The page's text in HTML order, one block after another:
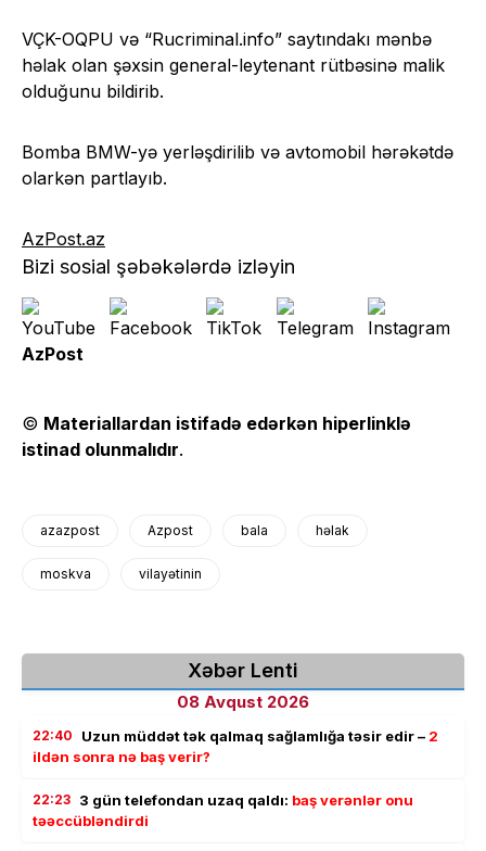
VÇK-OQPU və “Rucriminal.info” saytındakı mənbə
həlak olan şəxsin general-leytenant rütbəsinə malik
olduğunu bildirib.
Bomba BMW-yə yerləşdirilib və avtomobil hərəkətdə
olarkən partlayıb.
AzPost.az
Bizi sosial şəbəkələrdə izləyin
AzPost
© Materiallardan istifadə edərkən hiperlinklə
istinad olunmalıdır.
azazpost Azpost bala həlak
moskva vilayətinin
Xəbər Lenti
08 Avqust 2026
22:40 Uzun müddət tək qalmaq sağlamlığa təsir edir – 2
ildən sonra nə baş verir?
22:23 3 gün telefondan uzaq qaldı: baş verənlər onu
təəccübləndirdi